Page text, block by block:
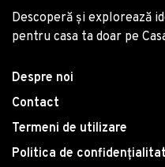
Descoperă și explorează
pentru casa ta doar pe
Despre noi
Contact
Termeni de utilizare
Politica de